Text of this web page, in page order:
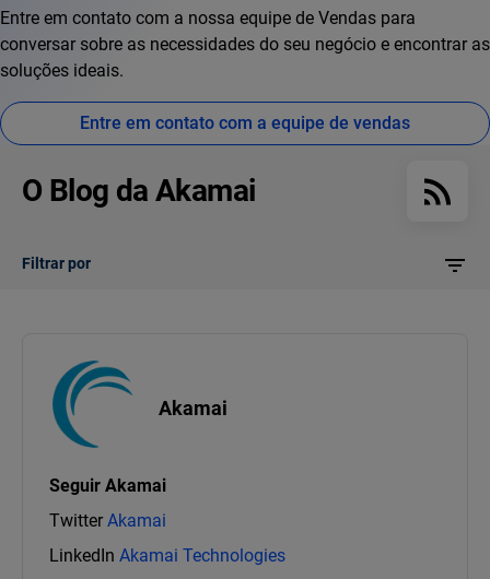
Entre em contato com a nossa equipe de Vendas para
conversar sobre as necessidades do seu negócio e encontrar as
soluções ideais.
Entre em contato com a equipe de vendas
O Blog da Akamai
Filtrar por
Akamai
Seguir Akamai
Twitter Akamai
LinkedIn Akamai Technologies